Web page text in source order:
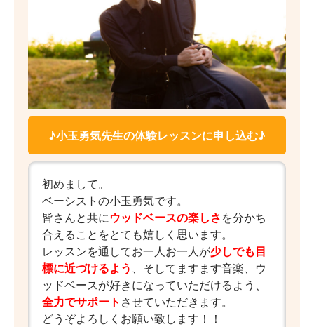
♪小玉勇気先生の体験レッスンに申し込む♪
初めまして。
ベーシストの小玉勇気です。
皆さんと共にウッドベースの楽しさを分かち
合えることをとても嬉しく思います。
レッスンを通してお一人お一人が少しでも目
標に近づけるよう 、そしてますます音楽、ウ
ッドベースが好きになっていただけるよう、
全力でサポート させていただきます。
どうぞよろしくお願い致します！！